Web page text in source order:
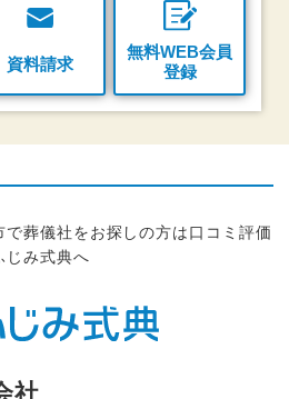
資料請求
無料WEB会員
登録
葬儀社をお探しの方は口コミ評価
じみ式典へ